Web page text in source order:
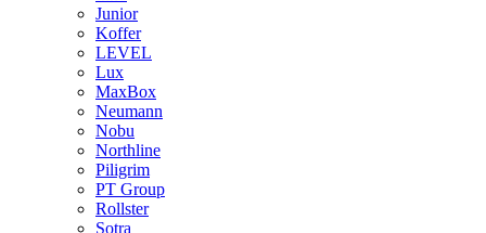
Junior
Koffer
LEVEL
Lux
MaxBox
Neumann
Nobu
Northline
Piligrim
PT Group
Rollster
Sotra